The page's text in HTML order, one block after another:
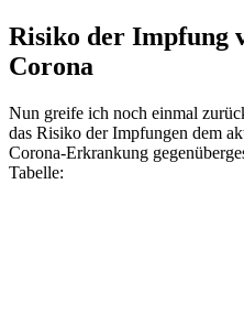
Risiko der Impfung
Corona
Nun greife ich noch einmal
das Risiko der Impfungen dem
Corona-Erkrankung
Tabelle: